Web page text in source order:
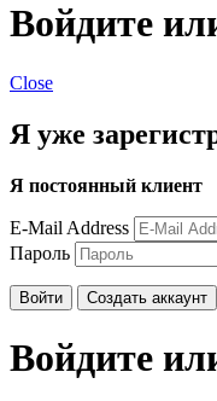
Войдите
Close
Я уже
Я постоянный клиент
E-Mail Address
Пароль
Войти Создать аккаунт
Войдите